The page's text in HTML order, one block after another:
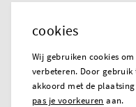
cookies
Wij gebruiken cookies
verbeteren. Door gebruik
akkoord met de
pas je voorkeuren aan.